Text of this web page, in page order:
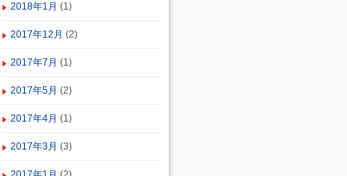
2018年1月 (1)
2017年12月 (2)
2017年7月 (1)
2017年5月 (2)
2017年4月 (1)
2017年3月 (3)